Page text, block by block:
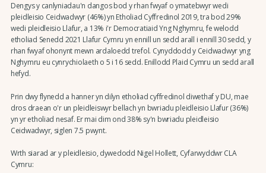
Dengys y canlyniadau'n dangos bod y rhan fwyaf o ymatebwyr wedi
pleidleisio Ceidwadwyr (46%) yn Etholiad Cyffredinol 2019, tra bod 29%
wedi pleidleisio Llafur, a 13% i'r Democratiaid Yng Nghymru, fe welodd
etholiad Senedd 2021 Llafur Cymru yn ennill un sedd arall i ennill 30 sedd, y
rhan fwyaf ohonynt mewn ardaloedd trefol. Cynyddodd y Ceidwadwyr yng
Nghymru eu cynrychiolaeth o 5 i 16 sedd. Enillodd Plaid Cymru un sedd arall
hefyd.
Prin dwy flynedd a hanner yn dilyn etholiad cyffredinol diwethaf y DU, mae
dros draean o'r un pleidleiswyr bellach yn bwriadu pleidleisio Llafur (36%)
yn yr etholiad nesaf. Er mai dim ond 38% sy'n bwriadu pleidleisio
Ceidwadwyr, siglen 7.5 pwynt.
Wrth siarad ar y pleidleisio, dywedodd Nigel Hollett, Cyfarwyddwr CLA
Cymru: